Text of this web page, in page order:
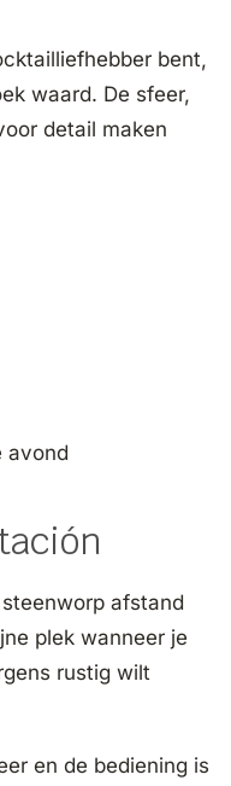
bent,
waard. De sfeer,
detail maken
avond
afstand
plek wanneer je
rustig wilt
en de bediening is